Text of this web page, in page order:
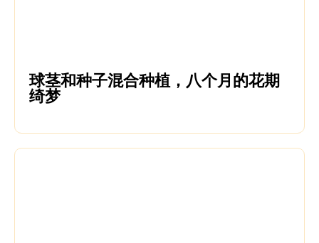
球茎和种子混合种植，八个月的花期
绮梦